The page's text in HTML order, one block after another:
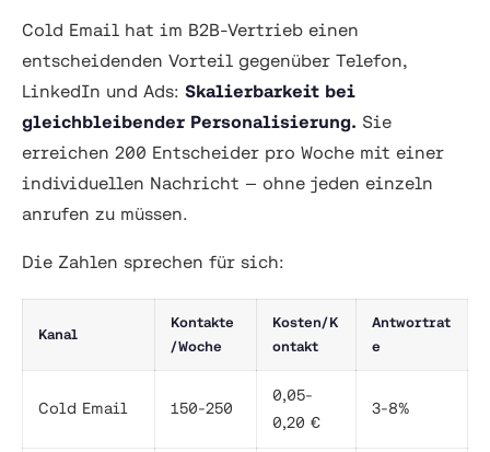
Cold Email hat im B2B-Vertrieb einen
entscheidenden Vorteil gegenüber Telefon,
LinkedIn und Ads: Skalierbarkeit bei
gleichbleibender Personalisierung. Sie
erreichen 200 Entscheider pro Woche mit einer
individuellen Nachricht — ohne jeden einzeln
anrufen zu müssen.
Die Zahlen sprechen für sich:
Kanal
Kontakte
/Woche
Kosten/K
ontakt
Antwortrat
e
Cold Email 150-250
0,05-
0,20 €
3-8%